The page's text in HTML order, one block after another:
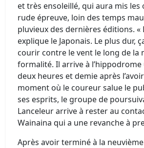
et très ensoleillé, qui aura mis les
rude épreuve, loin des temps
pluvieux des dernières éditions. «
explique le Japonais. Le plus dur,
courir contre le vent le long de la
formalité. Il arrive à
deux heures et demie après
moment où le coureur salue le
ses esprits, le groupe de
Lanceleur arrive à rester au
Wainaina qui a une revanche à
Après avoir terminé à la neuvième